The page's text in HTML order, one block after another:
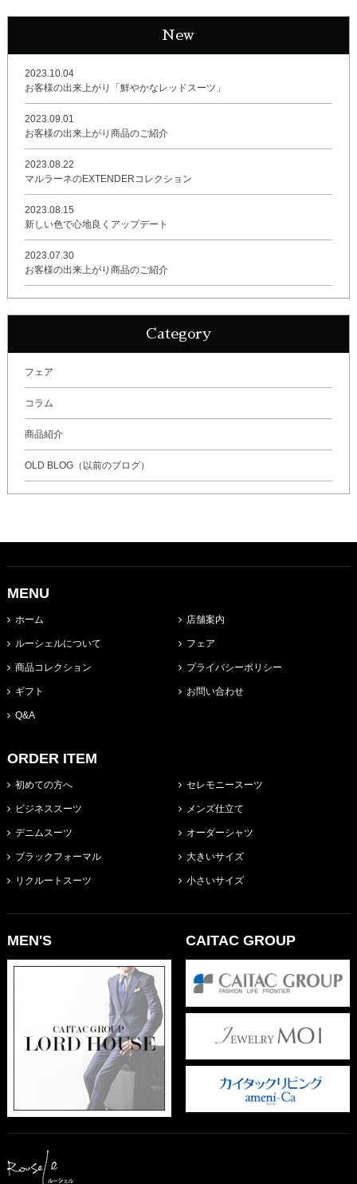
New
2023.10.04
お客様の出来上がり「鮮やかなレッドスーツ」
2023.09.01
お客様の出来上がり商品のご紹介
2023.08.22
マルラーネのEXTENDERコレクション
2023.08.15
新しい色で心地良くアップデート
2023.07.30
お客様の出来上がり商品のご紹介
Category
フェア
コラム
商品紹介
OLD BLOG（以前のブログ）
MENU
ホーム
ルーシェルについて
商品コレクション
ギフト
Q&A
店舗案内
フェア
プライバシーポリシー
お問い合わせ
ORDER ITEM
初めての方へ
ビジネススーツ
デニムスーツ
ブラックフォーマル
リクルートスーツ
セレモニースーツ
メンズ仕立て
オーダーシャツ
大きいサイズ
小さいサイズ
MEN'S CAITAC GROUP